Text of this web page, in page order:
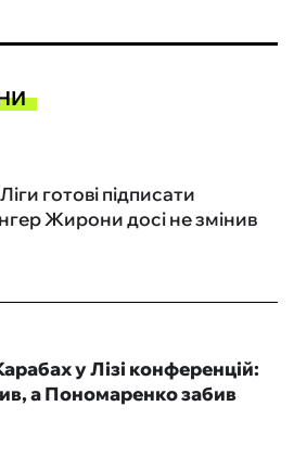
готові підписати
Жирони досі не змінив
у Лізі конференцій:
а Пономаренко забив